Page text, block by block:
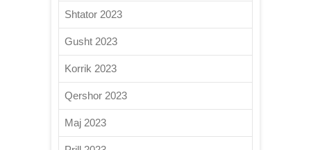
Shtator 2023
Gusht 2023
Korrik 2023
Qershor 2023
Maj 2023